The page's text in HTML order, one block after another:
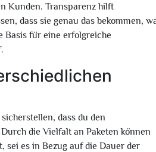
Kunden. Transparenz hilft
dass sie genau das bekommen,
Basis für eine erfolgreiche
dass du den
die Vielfalt an Paketen können
sei es in Bezug auf die Dauer der